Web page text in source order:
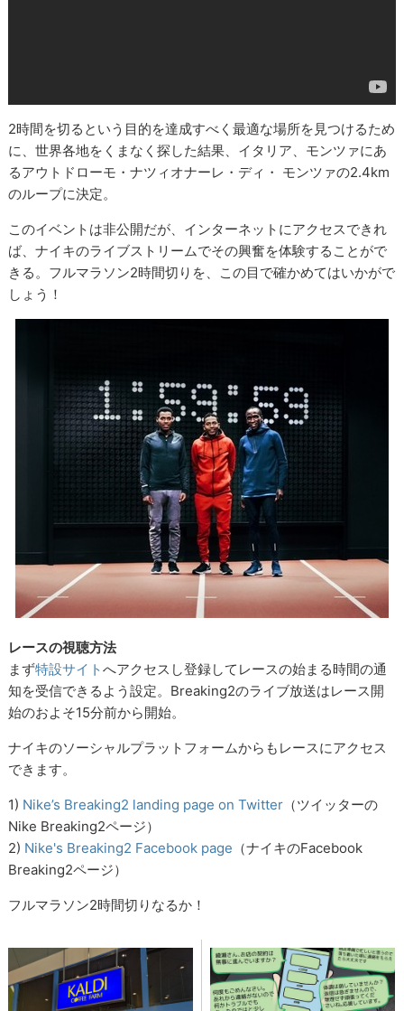
2時間を切るという目的を達成すべく最適な場所を見つけるため
に、世界各地をくまなく探した結果、イタリア、モンツァにあ
るアウトドローモ・ナツィオナーレ・ディ・ モンツァの2.4km
のループに決定。
このイベントは非公開だが、インターネットにアクセスできれ
ば、ナイキのライブストリームでその興奮を体験することがで
きる。フルマラソン2時間切りを、この目で確かめてはいかがで
しょう！
レースの視聴方法
まず特設サイトへアクセスし登録してレースの始まる時間の通
知を受信できるよう設定。Breaking2のライブ放送はレース開
始のおよそ15分前から開始。
ナイキのソーシャルプラットフォームからもレースにアクセス
できます。
1) Nike’s Breaking2 landing page on Twitter （ツイッターの
Nike Breaking2ページ）
2) Nike's Breaking2 Facebook page （ナイキのFacebook
Breaking2ページ）
フルマラソン2時間切りなるか！